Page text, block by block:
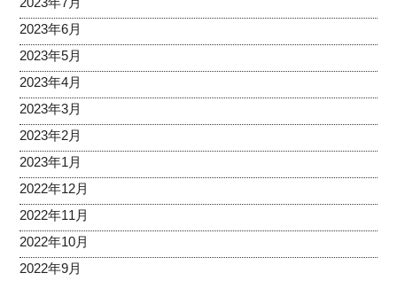
2023年6月
2023年5月
2023年4月
2023年3月
2023年2月
2023年1月
2022年12月
2022年11月
2022年10月
2022年9月